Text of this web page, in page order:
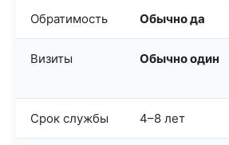
Обратимость Обычно да
Визиты Обычно один
Срок службы 4–8 лет